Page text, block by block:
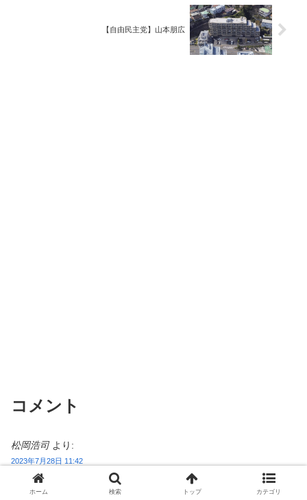
【自由民主党】山本朋広
コメント
松岡浩司 より:
2023年7月28日 11:42
なんて緑豊かな宅地なんでしょう！
きっと落ち葉広いに社員が毎日駆り出されているんでしょうね。
ホーム 検索 トップ カテゴリ